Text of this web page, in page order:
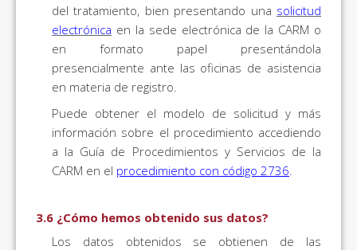
del tratamiento, bien presentando una solicitud
electrónica en la sede electrónica de la CARM o
en formato papel presentándola
presencialmente ante las oficinas de asistencia
en materia de registro.
Puede obtener el modelo de solicitud y más
información sobre el procedimiento accediendo
a la Guía de Procedimientos y Servicios de la
CARM en el procedimiento con código 2736.
3.6 ¿Cómo hemos obtenido sus datos?
Los datos obtenidos se obtienen de las